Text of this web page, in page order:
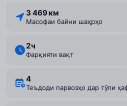
3 469 км
Масофаи байни шаҳрҳо
2 ⁠ч
Фарқияти вақт
4
Теъдоди парвозҳо дар тӯли